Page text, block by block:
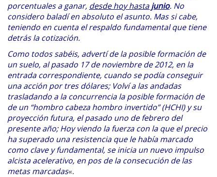
porcentuales a ganar, desde hoy hastajunio. No
considero baladí en absoluto el asunto. Mas si cabe,
teniendo en cuenta el respaldo fundamental que tiene
detrás la cotización.
Como todos sabéis, advertí de la posible formación de
un suelo, al pasado 17 de noviembre de 2012, en la
entrada correspondiente, cuando se podía conseguir
una acción por tres dólares; Volví a las andadas
trasladando a la concurrencia la posible formación de
de un “hombro cabeza hombro invertido” (HCHI) y su
proyección futura, el pasado uno de febrero del
presente año; Hoy viendo la fuerza con la que el precio
ha superado una resistencia que le había marcado
como clave y fundamental, se inicia un nuevo impulso
alcista acelerativo, en pos de la consecución de las
metas marcadas«.